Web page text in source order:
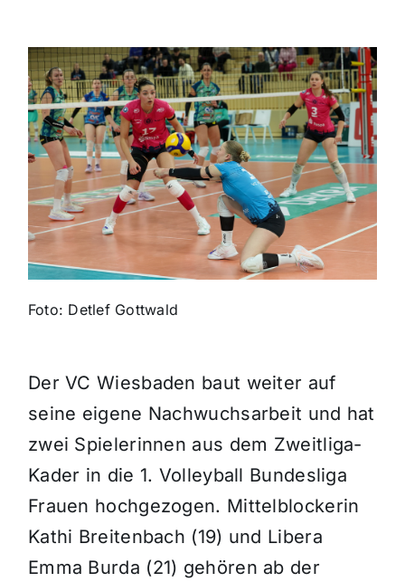
Themen und Termine
Gewinnspiele
Foto: Detlef Gottwald
Der VC Wiesbaden baut weiter auf
seine eigene Nachwuchsarbeit und hat
zwei Spielerinnen aus dem Zweitliga-
Kader in die 1. Volleyball Bundesliga
Frauen hochgezogen. Mittelblockerin
Kathi Breitenbach (19) und Libera
Emma Burda (21) gehören ab der